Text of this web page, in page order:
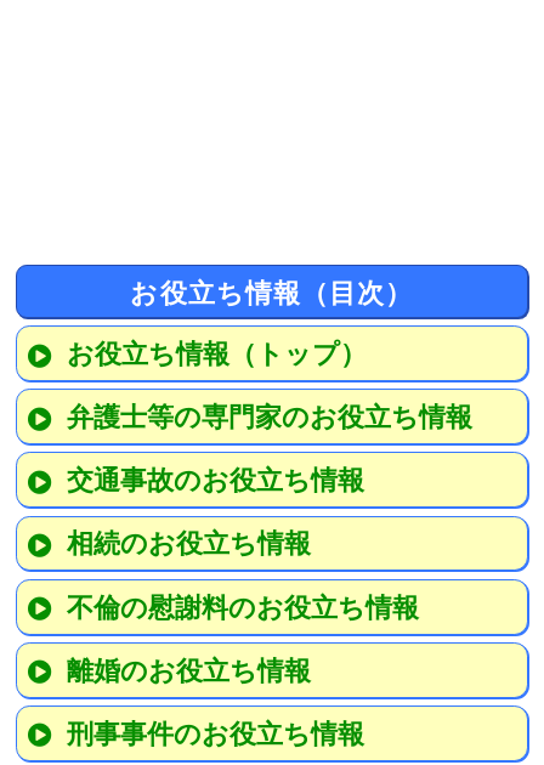
お役立ち情報（目次）
お役立ち情報（トップ）
弁護士等の専門家のお役立ち情報
交通事故のお役立ち情報
相続のお役立ち情報
不倫の慰謝料のお役立ち情報
離婚のお役立ち情報
刑事事件のお役立ち情報